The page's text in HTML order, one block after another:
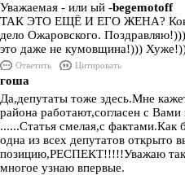
Уважаемая - или ый -begemotoff
ТАК ЭТО ЕЩЁ И ЕГО ЖЕНА?
дело Ожаровского.
это даже не кумовщина!)))
Ответить
Цитировать
гоша
Да,депутаты тоже здесь.Мне
района работают,согласен с
......Статья смелая,с фактами.Как
одна из всех депутатов открыто
позицию,РЕСПЕКТ!!!!!Уважаю
многое узнаю впервые.